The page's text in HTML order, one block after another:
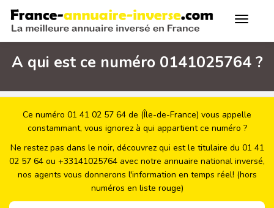
A qui est ce numéro 0141025764 ?
Ce numéro 01 41 02 57 64 de (Île-de-France) vous appelle
constammant, vous ignorez à qui appartient ce numéro ?
Ne restez pas dans le noir, découvrez qui est le titulaire du 01 41
02 57 64 ou +33141025764 avec notre annuaire national inversé,
nos agents vous donnerons l'information en temps réel! (hors
numéros en liste rouge)